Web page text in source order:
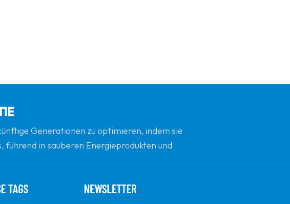
Generationen zu optimieren, indem sie
in sauberen Energieprodukten und
TAGS NEWSLETTER